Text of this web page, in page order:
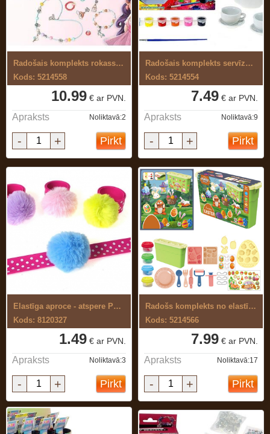
Radošais komplekts rokassprādžu ...
Kods: 5214558
10.99 € ar PVN.
Apraksts Noliktavā:2
- + Pirkt
Radošais komplekts servīzes krāsošanai
Kods: 5214554
7.49 € ar PVN.
Apraksts Noliktavā:9
- + Pirkt
Elastīga aproce - atspere Pompon
Kods: 8120327
1.49 € ar PVN.
Apraksts Noliktavā:3
- + Pirkt
Radošs komplekts no elastīgas, ...
Kods: 5214566
7.99 € ar PVN.
Apraksts Noliktavā:17
- + Pirkt